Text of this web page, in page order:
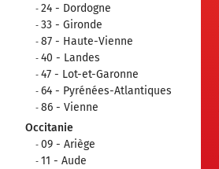
24 - Dordogne
33 - Gironde
87 - Haute-Vienne
40 - Landes
47 - Lot-et-Garonne
64 - Pyrénées-Atlantiques
86 - Vienne
Occitanie
09 - Ariège
11 - Aude